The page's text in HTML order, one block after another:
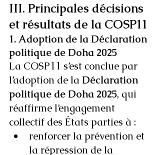
III. Principales décisions
et résultats de la COSP11
1. Adoption de la Déclaration
politique de Doha 2025
La COSP11 s’est conclue par
l’adoption de la Déclaration
politique de Doha 2025, qui
réaffirme l’engagement
collectif des États parties à :
renforcer la prévention et
la répression de la